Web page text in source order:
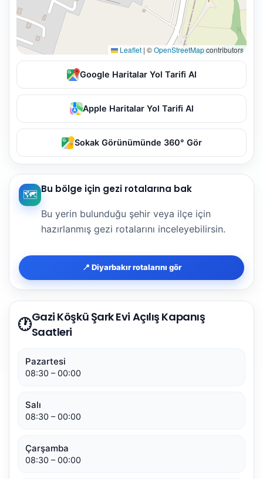
Leaflet | ©OpenStreetMapcontributors
Google Haritalar Yol Tarifi Al
Apple Haritalar Yol Tarifi Al
Sokak Görünümünde 360° Gör
🗺️ Bu bölge için gezi rotalarına bak
Bu yerin bulunduğu şehir veya ilçe için
hazırlanmış gezi rotalarını inceleyebilirsin.
📍 Diyarbakır rotalarını gör
🕐Gazi Köşkü Şark Evi Açılış Kapanış
Saatleri
Pazartesi
08:30 – 00:00
Salı
08:30 – 00:00
Çarşamba
08:30 – 00:00